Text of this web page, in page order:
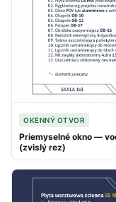
OKENNÝ OTVOR
Priemyselné okno —
(zvislý rez)